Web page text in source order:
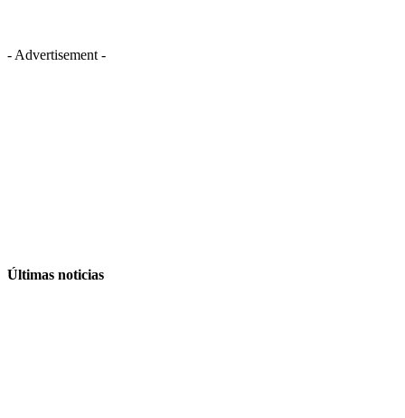
- Advertisement -
Últimas noticias